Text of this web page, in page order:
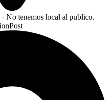
No tenemos local al publico.